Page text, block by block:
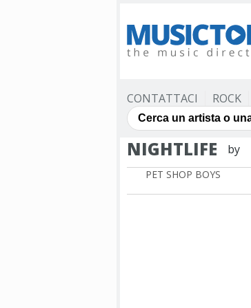
CONTATTACI ROCK
NIGHTLIFE by
PET SHOP BOYS